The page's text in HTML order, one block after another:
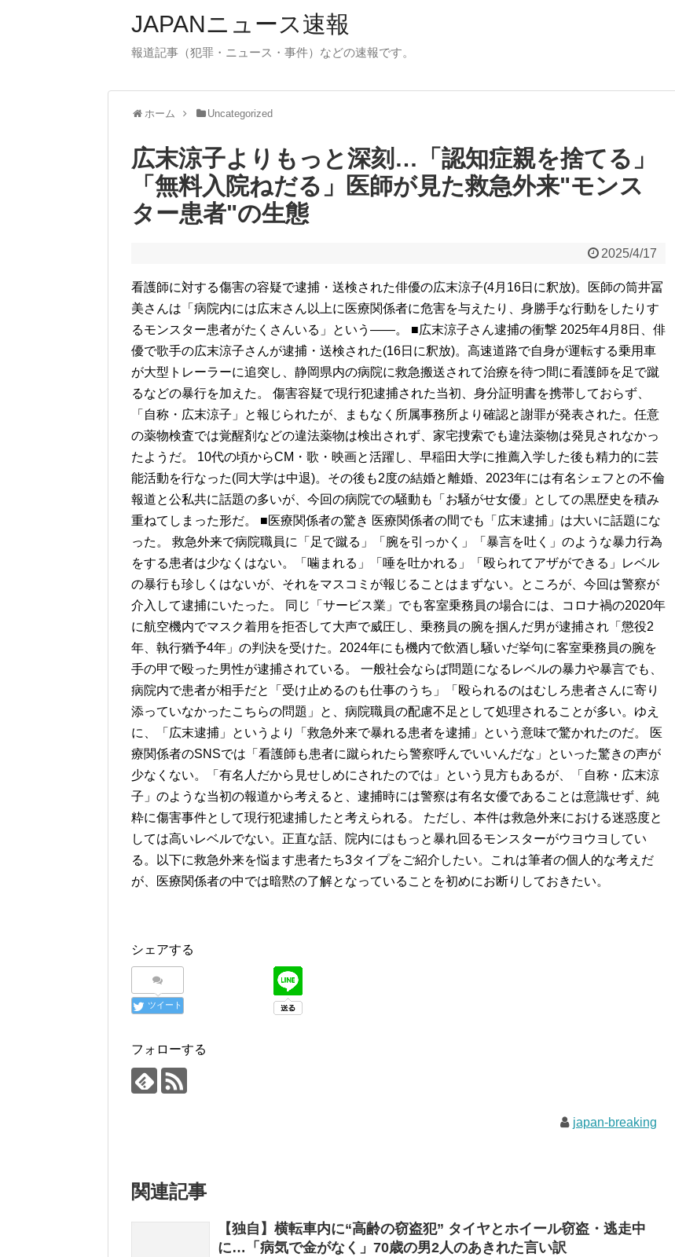
JAPANニュース速報
報道記事（犯罪・ニュース・事件）などの速報です。
ホーム Uncategorized
広末涼子よりもっと深刻…「認知症親を捨てる」
「無料入院ねだる」医師が見た救急外来"モンス
ター患者"の生態
2025/4/17
看護師に対する傷害の容疑で逮捕・送検された俳優の広末涼子(4月16日に釈放)。医師の筒井冨
美さんは「病院内には広末さん以上に医療関係者に危害を与えたり、身勝手な行動をしたりす
るモンスター患者がたくさんいる」という――。 ■広末涼子さん逮捕の衝撃 2025年4月8日、俳
優で歌手の広末涼子さんが逮捕・送検された(16日に釈放)。高速道路で自身が運転する乗用車
が大型トレーラーに追突し、静岡県内の病院に救急搬送されて治療を待つ間に看護師を足で蹴
るなどの暴行を加えた。 傷害容疑で現行犯逮捕された当初、身分証明書を携帯しておらず、
「自称・広末涼子」と報じられたが、まもなく所属事務所より確認と謝罪が発表された。任意
の薬物検査では覚醒剤などの違法薬物は検出されず、家宅捜索でも違法薬物は発見されなかっ
たようだ。 10代の頃からCM・歌・映画と活躍し、早稲田大学に推薦入学した後も精力的に芸
能活動を行なった(同大学は中退)。その後も2度の結婚と離婚、2023年には有名シェフとの不倫
報道と公私共に話題の多いが、今回の病院での騒動も「お騒がせ女優」としての黒歴史を積み
重ねてしまった形だ。 ■医療関係者の驚き 医療関係者の間でも「広末逮捕」は大いに話題にな
った。 救急外来で病院職員に「足で蹴る」「腕を引っかく」「暴言を吐く」のような暴力行為
をする患者は少なくはない。「噛まれる」「唾を吐かれる」「殴られてアザができる」レベル
の暴行も珍しくはないが、それをマスコミが報じることはまずない。ところが、今回は警察が
介入して逮捕にいたった。 同じ「サービス業」でも客室乗務員の場合には、コロナ禍の2020年
に航空機内でマスク着用を拒否して大声で威圧し、乗務員の腕を掴んだ男が逮捕され「懲役2
年、執行猶予4年」の判決を受けた。2024年にも機内で飲酒し騒いだ挙句に客室乗務員の腕を
手の甲で殴った男性が逮捕されている。 一般社会ならば問題になるレベルの暴力や暴言でも、
病院内で患者が相手だと「受け止めるのも仕事のうち」「殴られるのはむしろ患者さんに寄り
添っていなかったこちらの問題」と、病院職員の配慮不足として処理されることが多い。ゆえ
に、「広末逮捕」というより「救急外来で暴れる患者を逮捕」という意味で驚かれたのだ。 医
療関係者のSNSでは「看護師も患者に蹴られたら警察呼んでいいんだな」といった驚きの声が
少なくない。「有名人だから見せしめにされたのでは」という見方もあるが、「自称・広末涼
子」のような当初の報道から考えると、逮捕時には警察は有名女優であることは意識せず、純
粋に傷害事件として現行犯逮捕したと考えられる。 ただし、本件は救急外来における迷惑度と
しては高いレベルでない。正直な話、院内にはもっと暴れ回るモンスターがウヨウヨしてい
る。以下に救急外来を悩ます患者たち3タイプをご紹介したい。これは筆者の個人的な考えだ
が、医療関係者の中では暗黙の了解となっていることを初めにお断りしておきたい。
シェアする
ツイート
フォローする
japan-breaking
関連記事
【独自】横転車内に“高齢の窃盗犯” タイヤとホイール窃盗・逃走中
に…「病気で金がなく」70歳の男2人のあきれた言い訳